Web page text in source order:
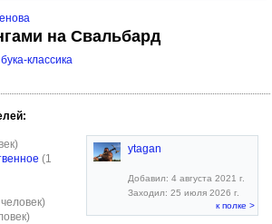
на Свальбард
классика
(1
ytagan
Добавил: 4 августа 2021 г.
Заходил: 25 июля 2026 г.
к полке >